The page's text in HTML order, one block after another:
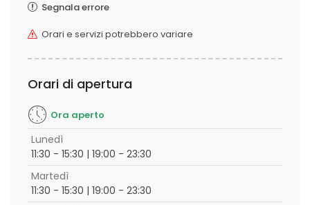
Segnala errore
Orari e servizi potrebbero variare
Orari di apertura
Ora aperto
Lunedì
11:30 - 15:30 | 19:00 - 23:30
Martedì
11:30 - 15:30 | 19:00 - 23:30